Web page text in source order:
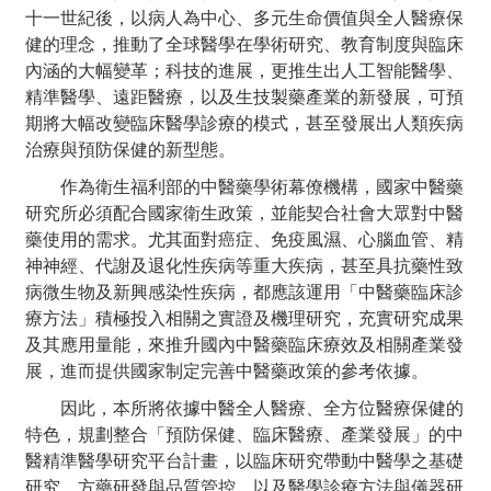
十一世紀後，以病人為中心、多元生命價值與全人醫療保
健的理念，推動了全球醫學在學術研究、教育制度與臨床
內涵的大幅變革；科技的進展，更推生出人工智能醫學、
精準醫學、遠距醫療，以及生技製藥產業的新發展，可預
期將大幅改變臨床醫學診療的模式，甚至發展出人類疾病
治療與預防保健的新型態。
作為衛生福利部的中醫藥學術幕僚機構，國家中醫藥
研究所必須配合國家衛生政策，並能契合社會大眾對中醫
藥使用的需求。尤其面對癌症、免疫風濕、心腦血管、精
神神經、代謝及退化性疾病等重大疾病，甚至具抗藥性致
病微生物及新興感染性疾病，都應該運用「中醫藥臨床診
療方法」積極投入相關之實證及機理研究，充實研究成果
及其應用量能，來推升國內中醫藥臨床療效及相關產業發
展，進而提供國家制定完善中醫藥政策的參考依據。
因此，本所將依據中醫全人醫療、全方位醫療保健的
特色，規劃整合「預防保健、臨床醫療、產業發展」的中
醫精準醫學研究平台計畫，以臨床研究帶動中醫學之基礎